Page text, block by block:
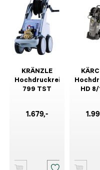
KRÄNZLE
Hochdruckreiniger
799 TST
1.679,-
HD